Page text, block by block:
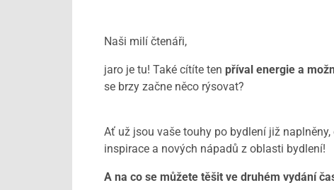
Naši milí čtenáři,
jaro je tu! Také cítíte ten příval energie a
se brzy začne něco rýsovat?
Ať už jsou vaše touhy po bydlení již naplněny,
inspirace a nových nápadů z oblasti bydlení!
A na co se můžete těšit ve druhém vydání